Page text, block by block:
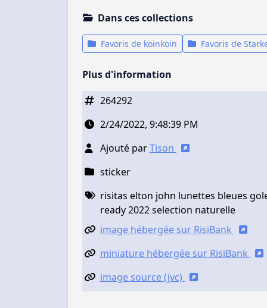
Dans ces collections
Favoris de koinkoin Favoris de
Plus d'information
264292
2/24/2022, 9:48:39 PM
Ajouté parTison
sticker
risitas elton john lunettes bleues
ready 2022 selection naturelle
image hébergée sur RisiBank
miniature hébergée sur RisiBank
image source (jvc)